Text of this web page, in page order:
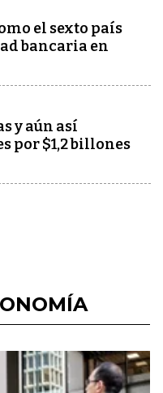
el sexto país
bancaria en
y aún así
por $1,2 billones